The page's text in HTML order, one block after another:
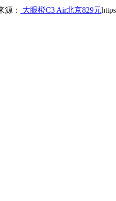
源： 大眼橙C3 Air北京829元